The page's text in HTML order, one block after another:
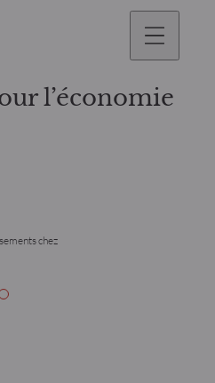
l’économie
chez